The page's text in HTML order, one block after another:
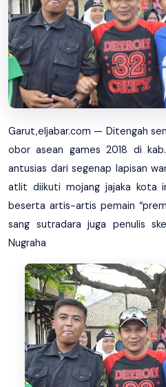
Garut,eljabar.com — Ditengah
obor asean games 2018 di
antusias dari segenap lapisan
atlit diikuti mojang jajaka kota
beserta artis-artis pemain
sang sutradara juga penulis
Nugraha